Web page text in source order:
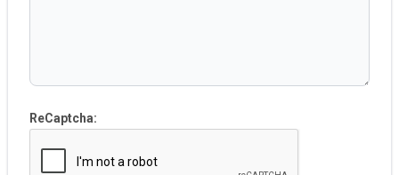
ReCaptcha: